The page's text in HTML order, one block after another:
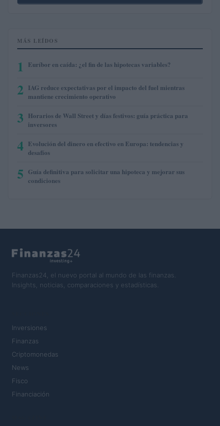
MÁS LEÍDOS
1 Euríbor en caída: ¿el fin de las hipotecas variables?
2 IAG reduce expectativas por el impacto del fuel mientras
mantiene crecimiento operativo
3 Horarios de Wall Street y días festivos: guía práctica para
inversores
4 Evolución del dinero en efectivo en Europa: tendencias y
desafíos
5 Guía definitiva para solicitar una hipoteca y mejorar sus
condiciones
Finanzas24, el nuevo portal al mundo de las finanzas.
Insights, noticias, comparaciones y estadísticas.
Inversiones
Finanzas
Criptomonedas
News
Fisco
Financiación